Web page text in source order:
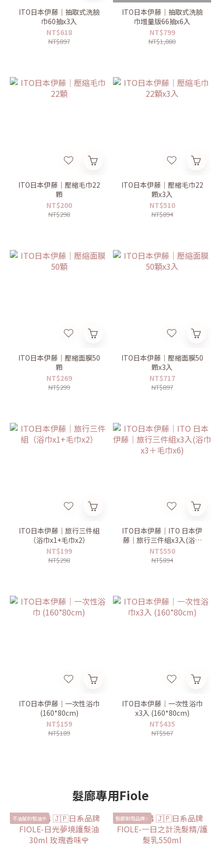
ITO日本伊藤｜抽取式洗臉
巾60抽x3入
NT$618
NT$897
ITO日本伊藤｜抽取式洗臉
巾增量版66抽x6入
NT$799
NT$1,880
ITO日本伊藤｜壓縮毛巾22
顆
NT$200
NT$298
ITO日本伊藤｜壓縮毛巾22
顆x3入
NT$510
NT$894
ITO日本伊藤｜壓縮面膜50
顆
NT$269
NT$299
ITO日本伊藤｜壓縮面膜50
顆x3入
NT$717
NT$897
ITO日本伊藤｜旅行三件組
（浴巾x1+毛巾x2）
NT$199
NT$298
ITO日本伊藤｜ITO 日本伊
藤｜旅行三件組x3入(浴巾
x3＋毛巾x6)
NT$550
NT$894
ITO日本伊藤｜一次性浴巾
(160*80cm)
NT$159
NT$189
ITO日本伊藤｜一次性浴巾
x3入 (160*80cm)
NT$435
NT$567
髮廊專用Fiole
不油膩的髮油🌹 髮廊御用品牌✨